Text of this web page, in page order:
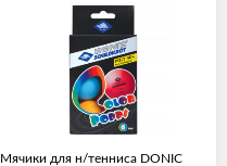
Мячики для н/тенниса DONIC